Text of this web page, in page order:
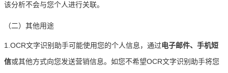
该分析不会与您个人进行关联。
（二）其他用途
1.OCR文字识别助手可能使用您的个人信息，通过电子邮件、手机短
信或其他方式向您发送营销信息。如您不希望OCR文字识别助手将您